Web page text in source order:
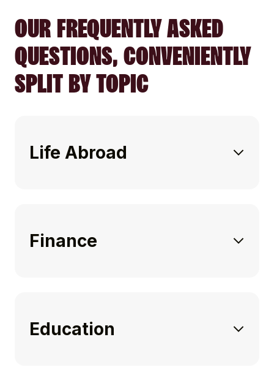
OUR FREQUENTLY ASKED
QUESTIONS, CONVENIENTLY
SPLIT BY TOPIC
Life Abroad
Finance
Education